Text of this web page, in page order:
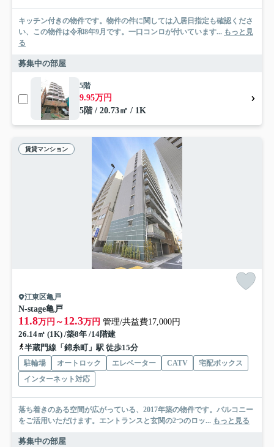
キッチン付きの物件です。物件の件に関しては入居日指定も確認くださ
い、この物件は令和8年9月です。一口コンロが付いています... もっと見
る
募集中の部屋
5階
9.95万円
5階 / 20.73㎡ / 1K
賃貸マンション
江東区亀戸
N-stage亀戸
11.8万円～ 12.3万円 管理/共益費17,000円
26.14㎡ (1K) /築8年 /14階建
半蔵門線「錦糸町」駅 徒歩15分
駐輪場 オートロック エレベーター CATV
宅配ボックス
インターネット対応
落ち着きのある空間が広がっている、2017年築の物件です。バルコニー
をご活用いただけます。エントランスと玄関の2つのロッ... もっと見る
募集中の部屋